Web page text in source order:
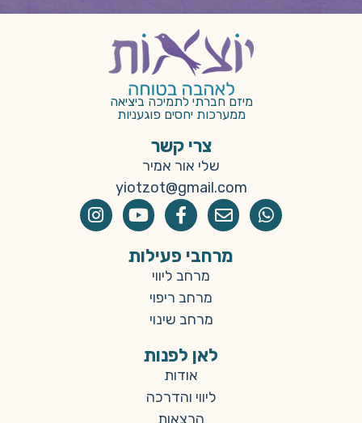
מיזם חברתי לתמיכה ביציאה
ממערכות יחסים פוגעניות
לאן לפנות
אודות
ליווי והדרכה
הרצאות
מרחבי פעילות
מרחב ליווי
מרחב ריפוי
מרחב שינוי
צרי קשר
שלי אור אמיר
yiotzot@gmail.com